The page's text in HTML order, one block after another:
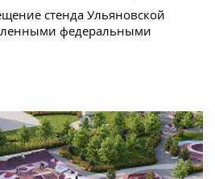
стенда Ульяновской
федеральными